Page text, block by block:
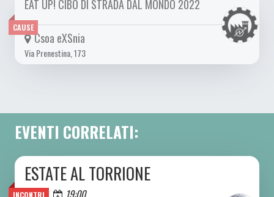
CAUSE
DA GIO 22/09 A DOM 25/09 2022
EAT UP! CIBO DI STRADA DAL MONDO 2022
Csoa eXSnia
Via Prenestina, 173
EVENTI CORRELATI:
DA SAB 06/06 A SAB 08/08 2026
ESTATE AL TORRIONE